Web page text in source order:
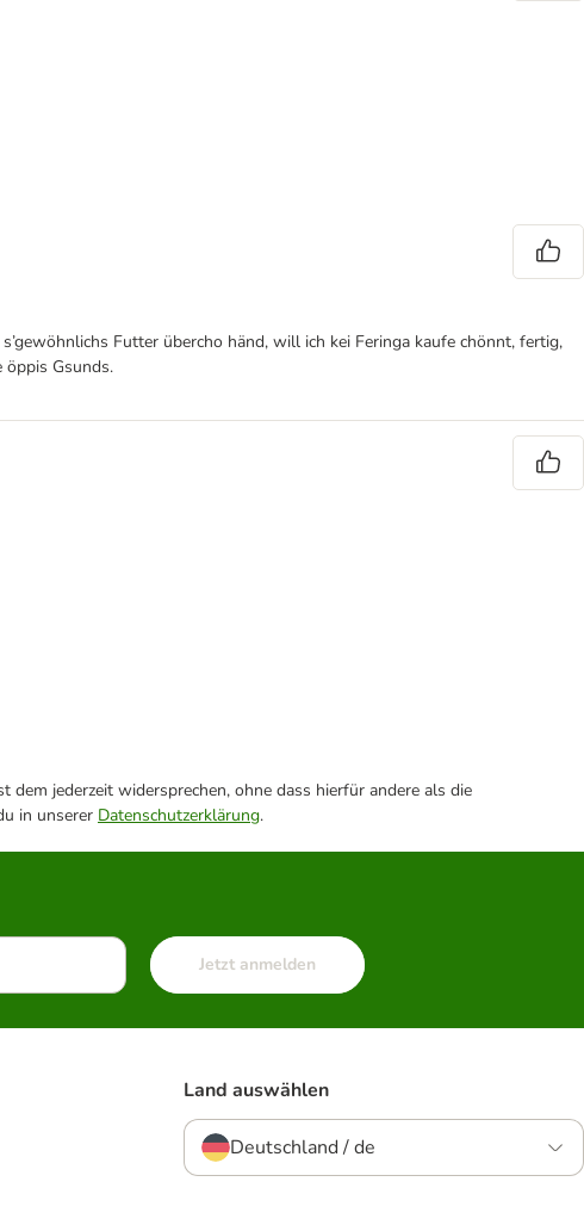
Futter übercho händ, will ich kei Feringa kaufe chönnt, fertig,
öppis Gsunds.
jederzeit widersprechen, ohne dass hierfür andere als die
in unserer Datenschutzerklärung.
Jetzt anmelden
Land auswählen
Deutschland / de